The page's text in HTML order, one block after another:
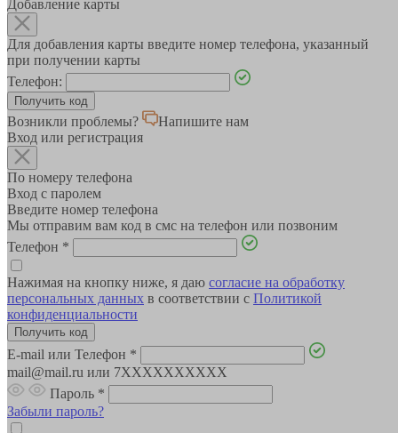
Добавление карты
Для добавления карты введите номер телефона, указанный
при получении карты
Телефон:
Возникли проблемы?
Напишите нам
Вход или регистрация
По номеру телефона
Вход с паролем
Введите номер телефона
Мы отправим вам код в смс на телефон или позвоним
Телефон *
Нажимая на кнопку ниже, я даю согласие на обработку
персональных данных в соответствии с Политикой
конфиденциальности
E-mail или Телефон *
mail@mail.ru или 7XXXXXXXXXX
Пароль *
Забыли пароль?